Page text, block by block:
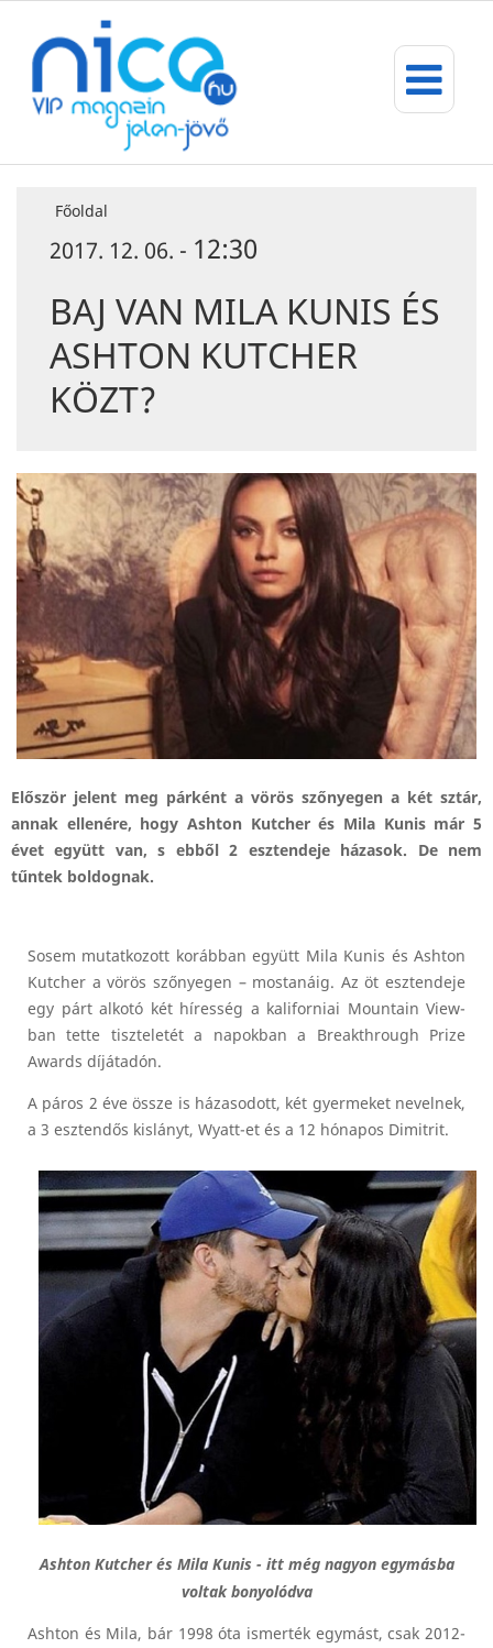
Főoldal
2017. 12. 06. - 12:30
BAJ VAN MILA KUNIS ÉS
ASHTON KUTCHER
KÖZT?
Először jelent meg párként a vörös szőnyegen a két sztár,
annak ellenére, hogy Ashton Kutcher és Mila Kunis már 5
évet együtt van, s ebből 2 esztendeje házasok. De nem
tűntek boldognak.
Sosem mutatkozott korábban együtt Mila Kunis és Ashton
Kutcher a vörös szőnyegen – mostanáig. Az öt esztendeje
egy párt alkotó két híresség a kaliforniai Mountain View-
ban tette tiszteletét a napokban a Breakthrough Prize
Awards díjátadón.
A páros 2 éve össze is házasodott, két gyermeket nevelnek,
a 3 esztendős kislányt, Wyatt-et és a 12 hónapos Dimitrit.
Ashton Kutcher és Mila Kunis - itt még nagyon egymásba
voltak bonyolódva
Ashton és Mila, bár 1998 óta ismerték egymást, csak 2012-